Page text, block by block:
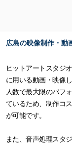
広島の映像制作・
ヒットアートスタジ
に用いる動画・映像
人数で最大限のパフ
ているため、制作コ
が可能です。
また、音声処理スタ